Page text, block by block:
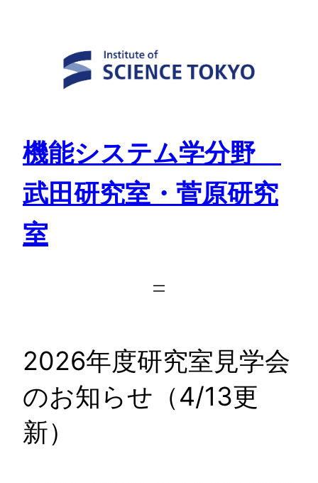
機能システム学分野
武田研究室・菅原研究
室
2026年度研究室見学会
のお知らせ（4/13更
新）